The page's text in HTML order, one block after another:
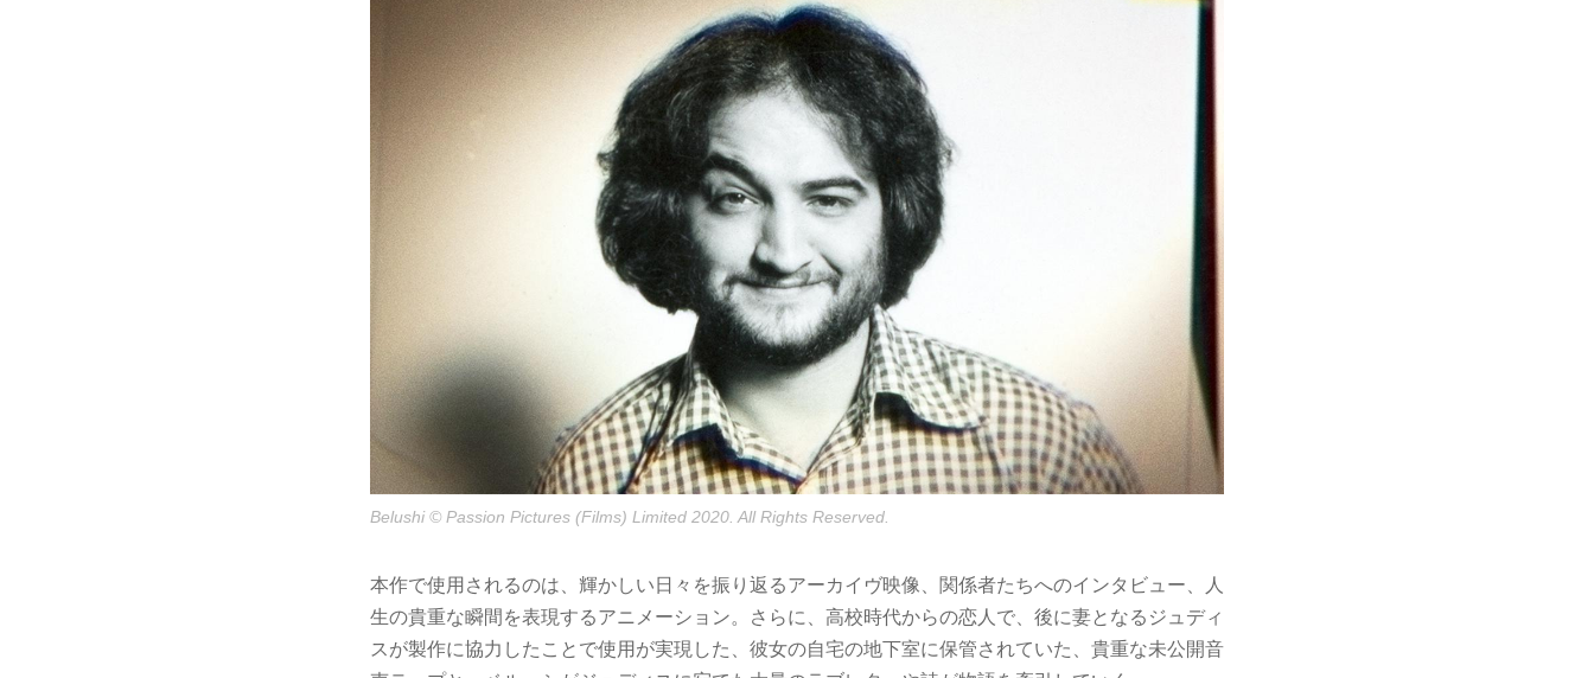
Belushi © Passion Pictures (Films) Limited 2020. All Rights Reserved.
本作で使用されるのは、輝かしい日々を振り返るアーカイヴ映像、関係者たちへのインタビュー、人
生の貴重な瞬間を表現するアニメーション。さらに、高校時代からの恋人で、後に妻となるジュディ
スが製作に協力したことで使用が実現した、彼女の自宅の地下室に保管されていた、貴重な未公開音